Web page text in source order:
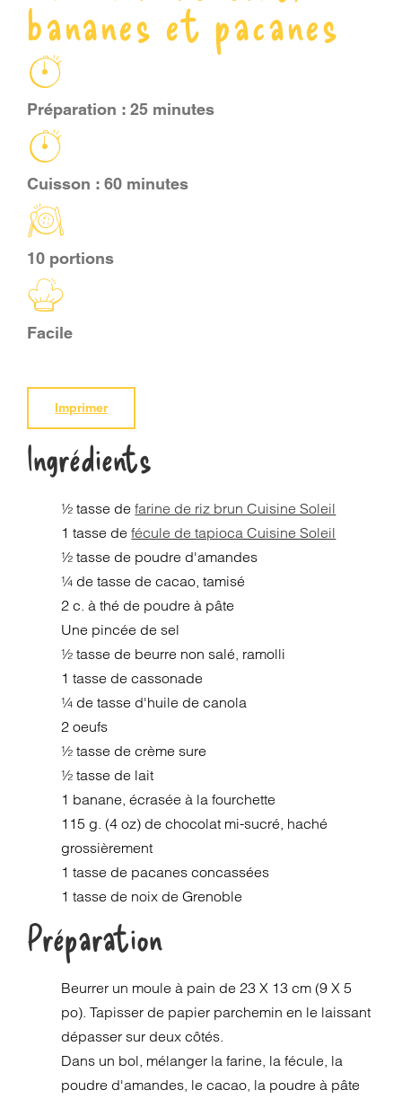
PANIER
bananes et pacanes
Préparation : 25 minutes
Cuisson : 60 minutes
10 portions
Facile
Imprimer
Ingrédients
½ tasse defarine de riz brun Cuisine Soleil
1 tasse defécule de tapioca Cuisine Soleil
½ tasse de poudre d'amandes
¼ de tasse de cacao, tamisé
2 c. à thé de poudre à pâte
Une pincée de sel
½ tasse de beurre non salé, ramolli
1 tasse de cassonade
¼ de tasse d'huile de canola
2 oeufs
½ tasse de crème sure
½ tasse de lait
1 banane, écrasée à la fourchette
115 g. (4 oz) de chocolat mi-sucré, haché
grossièrement
1 tasse de pacanes concassées
1 tasse de noix de Grenoble
Préparation
Beurrer un moule à pain de 23 X 13 cm (9 X 5
po). Tapisser de papier parchemin en le laissant
dépasser sur deux côtés.
Dans un bol, mélanger la farine, la fécule, la
poudre d'amandes, le cacao, la poudre à pâte